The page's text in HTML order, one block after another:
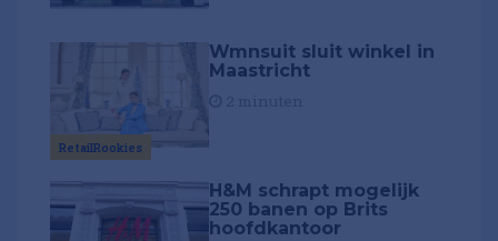
RetailRookies
Wmnsuit sluit winkel in
Maastricht
H&M schrapt mogelijk
250 banen op Brits
hoofdkantoor